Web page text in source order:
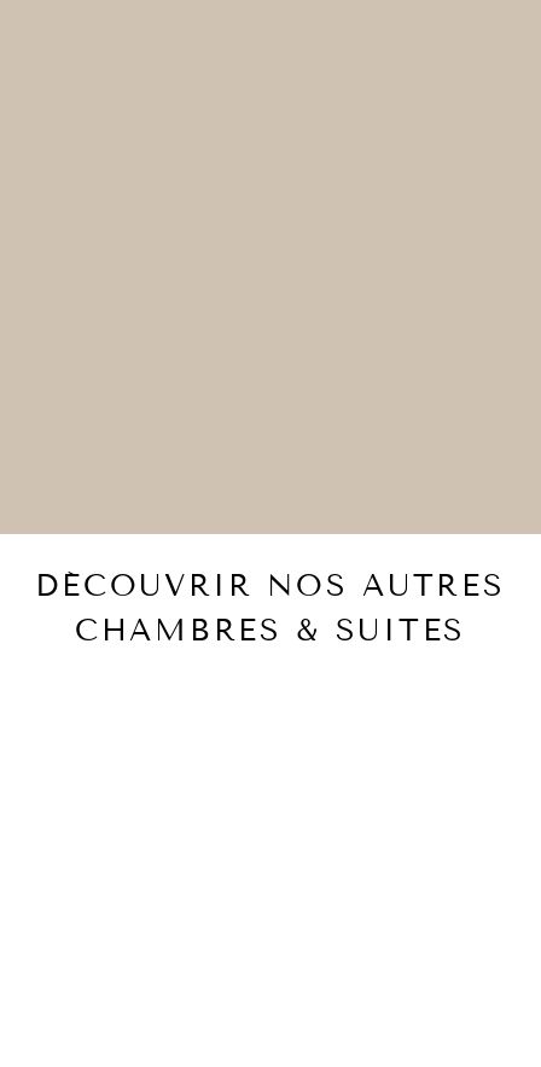
DÉCOUVRIR NOS AUTRES
CHAMBRES & SUITES